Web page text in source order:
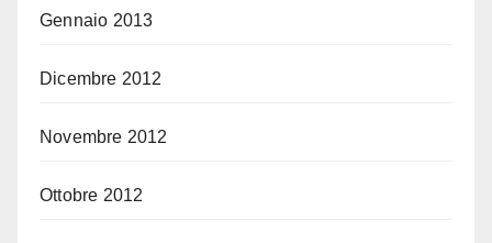
Gennaio 2013
Dicembre 2012
Novembre 2012
Ottobre 2012